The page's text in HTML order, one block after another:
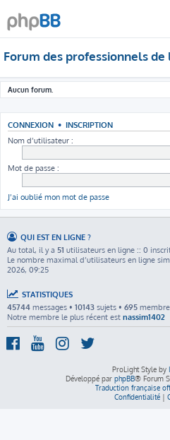
Forum des professionnels
Aucun forum.
CONNEXION • INSCRIPTION
Nom d’utilisateur :
Mot de passe :
J’ai oublié mon mot de passe
QUI EST EN LIGNE ?
Au total, il y a 51 utilisateurs en ligne :: 0
Le nombre maximal d’utilisateurs en ligne
2026, 09:25
STATISTIQUES
45744 messages • 10143 sujets • 695
Notre membre le plus récent est nassim1402
ProLight Style by
Développé par phpBB® Forum
Traduction française
Confidentialité|